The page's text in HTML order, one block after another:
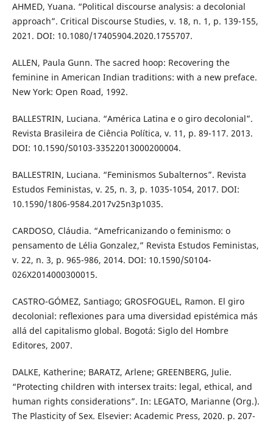
AHMED, Yuana. “Political discourse analysis: a decolonial
approach”. Critical Discourse Studies, v. 18, n. 1, p. 139-155,
2021. DOI: 10.1080/17405904.2020.1755707.
ALLEN, Paula Gunn. The sacred hoop: Recovering the
feminine in American Indian traditions: with a new preface.
New York: Open Road, 1992.
BALLESTRIN, Luciana. “América Latina e o giro decolonial”.
Revista Brasileira de Ciência Política, v. 11, p. 89-117. 2013.
DOI: 10.1590/S0103-33522013000200004.
BALLESTRIN, Luciana. “Feminismos Subalternos”. Revista
Estudos Feministas, v. 25, n. 3, p. 1035-1054, 2017. DOI:
10.1590/1806-9584.2017v25n3p1035.
CARDOSO, Cláudia. “Amefricanizando o feminismo: o
pensamento de Lélia Gonzalez,” Revista Estudos Feministas,
v. 22, n. 3, p. 965-986, 2014. DOI: 10.1590/S0104-
026X2014000300015.
CASTRO-GÓMEZ, Santiago; GROSFOGUEL, Ramon. El giro
decolonial: reﬂexiones para uma diversidad epistémica más
allá del capitalismo global. Bogotá: Siglo del Hombre
Editores, 2007.
DALKE, Katherine; BARATZ, Arlene; GREENBERG, Julie.
“Protecting children with intersex traits: legal, ethical, and
human rights considerations”. In: LEGATO, Marianne (Org.).
The Plasticity of Sex. Elsevier: Academic Press, 2020. p. 207-